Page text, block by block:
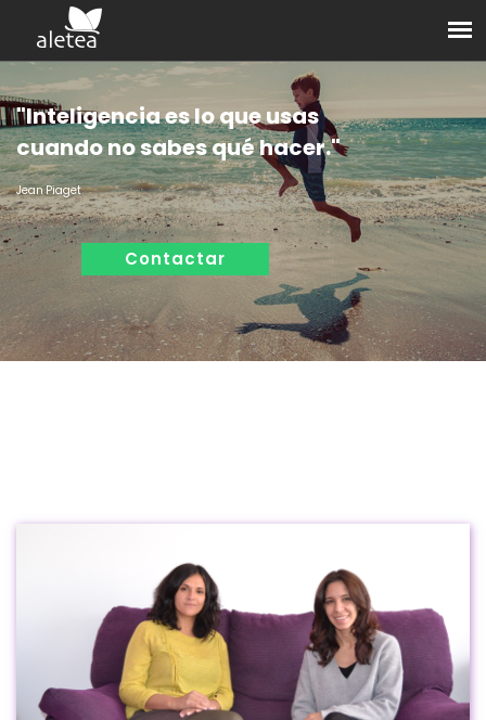
"Inteligenciaesloqueusas
cuandonosabesquéhacer."
JeanPiaget
Contactar